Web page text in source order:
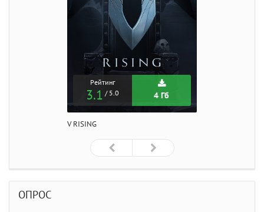
Рейтинг
3.1 / 5.0 4 Гб
V RISING
ОПРОС